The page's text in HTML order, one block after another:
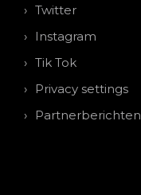
Twitter
Instagram
Tik Tok
Privacy settings
Partnerberichten